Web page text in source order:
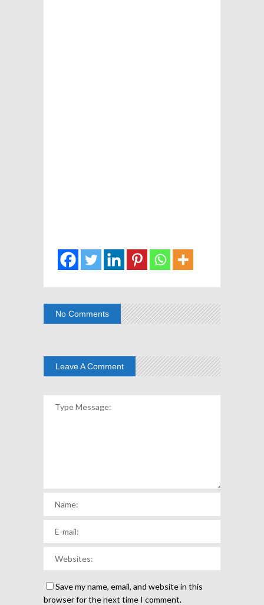
No Comments
Leave A Comment
Save my name, email, and website in this
browser for the next time I comment.